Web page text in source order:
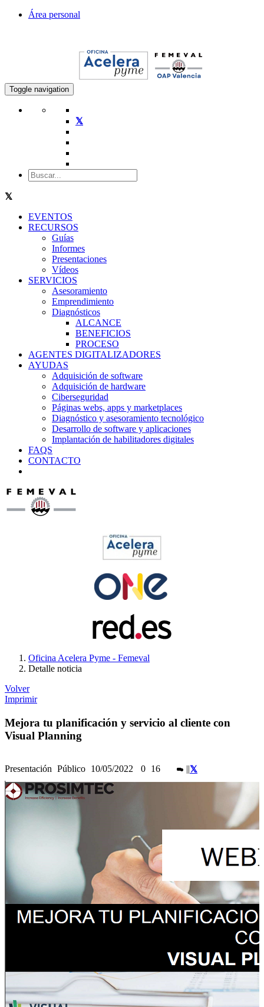
Área personal
Toggle navigation
EVENTOS
RECURSOS
Guías
Informes
Presentaciones
Vídeos
SERVICIOS
Asesoramiento
Emprendimiento
Diagnósticos
ALCANCE
BENEFICIOS
PROCESO
AGENTES DIGITALIZADORES
AYUDAS
Adquisición de software
Adquisición de hardware
Ciberseguridad
Páginas webs, apps y marketplaces
Diagnóstico y asesoramiento tecnológico
Desarrollo de software y aplicaciones
Implantación de habilitadores digitales
FAQS
CONTACTO
Oficina Acelera Pyme - Femeval
Detalle noticia
Volver
Imprimir
Mejora tu planificación y servicio al cliente con
Visual Planning
Presentación Público 10/05/2022 0 16 ||